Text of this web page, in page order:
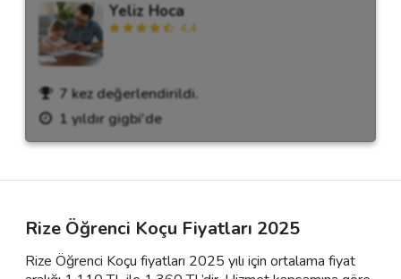
Yeliz Hoca
4.4
7 kez değerlendirildi.
1 yıldır gigbi'de
Rize Öğrenci Koçu Fiyatları 2025
Rize Öğrenci Koçu fiyatları 2025 yılı için ortalama fiyat